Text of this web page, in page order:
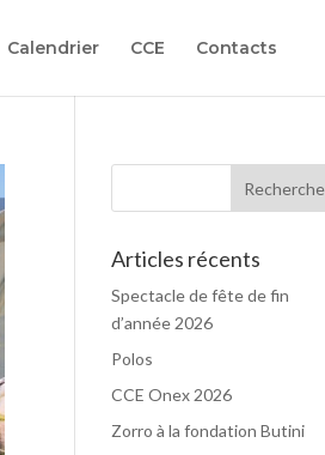
Calendrier CCE Contacts
Articles récents
Spectacle de fête de fin
d’année 2026
Polos
CCE Onex 2026
Zorro à la fondation Butini